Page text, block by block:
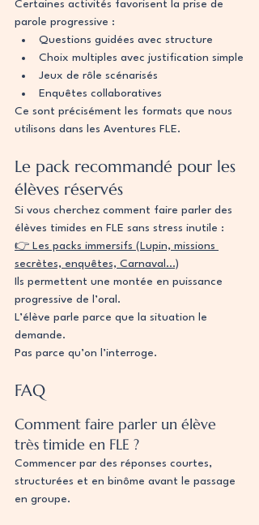
Certaines activités favorisent la prise de
parole progressive :
Questions guidées avec structure
Choix multiples avec justification simple
Jeux de rôle scénarisés
Enquêtes collaboratives
Ce sont précisément les formats que nous
utilisons dans les Aventures FLE.
Le pack recommandé pour les
élèves réservés
Si vous cherchez comment faire parler des
élèves timides en FLE sans stress inutile :
👉 Les packs immersifs (Lupin, missions
secrètes, enquêtes, Carnaval…)
Ils permettent une montée en puissance
progressive de l’oral.
L’élève parle parce que la situation le
demande.
Pas parce qu’on l’interroge.
FAQ
Comment faire parler un élève
très timide en FLE ?
Commencer par des réponses courtes,
structurées et en binôme avant le passage
en groupe.